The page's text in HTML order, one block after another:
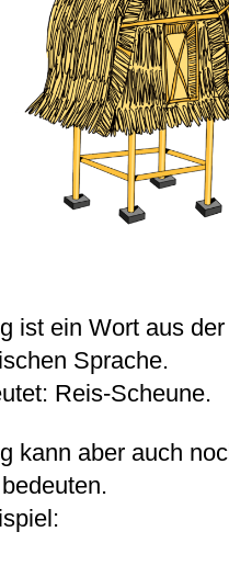
ist ein Wort aus der
Sprache.
Reis-Scheune.
kann aber auch